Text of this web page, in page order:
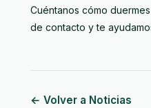
Cuéntanos cómo
de contacto y te
← Volver a Noticias